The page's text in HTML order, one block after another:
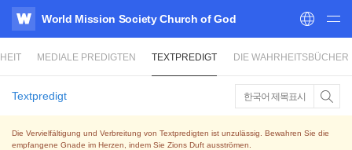
WATV
World Mission Society Church of God
MEDIALE PREDIGTEN TEXTPREDIGT DIE WAHRHEITSBÜCHER
Textpredigt 한국어 제목표시
Die Vervielfältigung und Verbreitung von Textpredigten ist unzulässig. Bewahren Sie die
empfangene Gnade im Herzen, indem Sie Zions Duft ausströmen.